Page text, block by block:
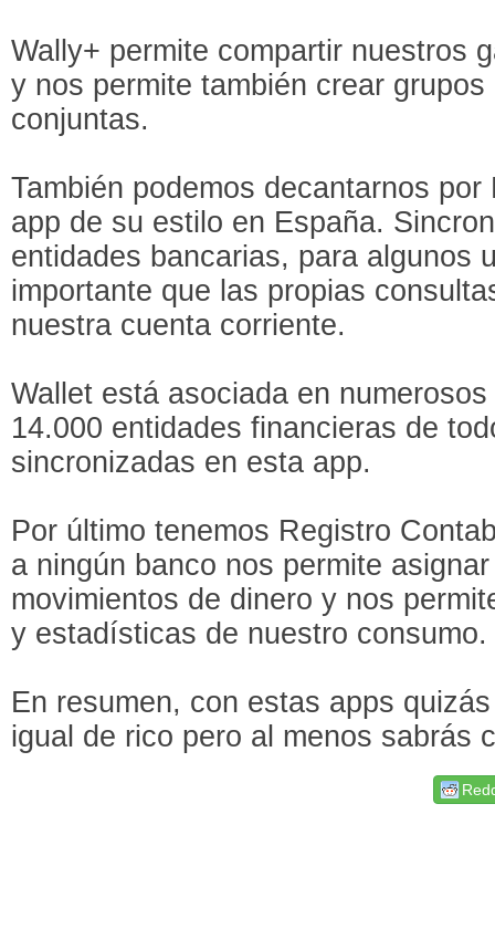
Wally+ permite compartir nuestros
y nos permite también crear
conjuntas.
También podemos decantarnos
app de su estilo en España.
entidades bancarias, para algunos
importante que las propias
nuestra cuenta corriente.
Wallet está asociada en
14.000 entidades financieras de
sincronizadas en esta app.
Por último tenemos Registro
a ningún banco nos permite
movimientos de dinero y nos
y estadísticas de nuestro consumo.
En resumen, con estas apps
igual de rico pero al menos sabrás